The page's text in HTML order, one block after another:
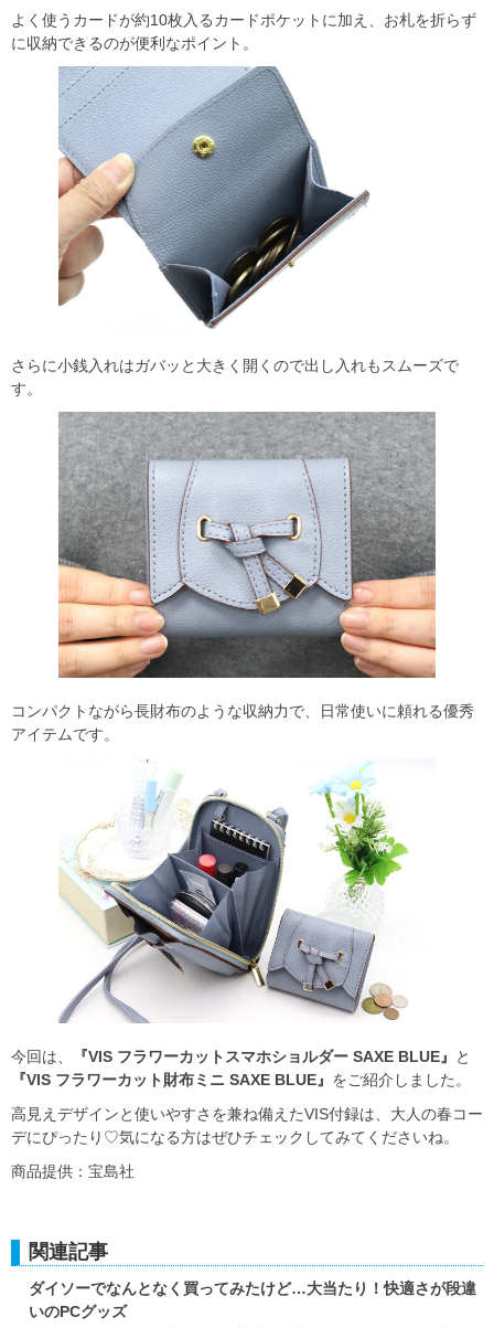
よく使うカードが約10枚入るカードポケットに加え、お札を折らず
に収納できるのが便利なポイント。
さらに小銭入れはガバッと大きく開くので出し入れもスムーズで
す。
コンパクトながら長財布のような収納力で、日常使いに頼れる優秀
アイテムです。
今回は、 『VIS フラワーカットスマホショルダー SAXE BLUE』
と
『VIS フラワーカット財布ミニ SAXE BLUE』 をご紹介しました。
高見えデザインと使いやすさを兼ね備えたVIS付録は、大人の春コー
デにぴったり♡気になる方はぜひチェックしてみてくださいね。
商品提供：宝島社
関連記事
ダイソーでなんとなく買ってみたけど…大当たり！快適さが段違
いのPCグッズ